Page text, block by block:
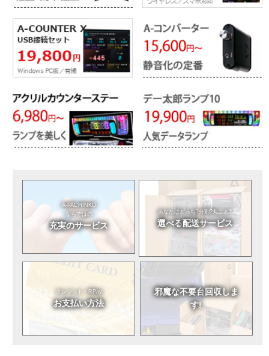
A-PACHINKO
ならではの
充実のサービス
あなたはどっち?分割?丸ごと?
選べる配送サービス
クレジット・RPay
お支払い方法
邪魔な不要台回収しま
す!